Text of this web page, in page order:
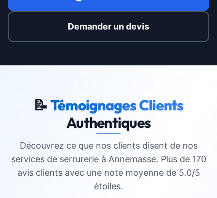
Demander un devis
📝Témoignages Clients
Authentiques
Découvrez ce que nos clients disent de nos
services de serrurerie à Annemasse. Plus de 170
avis clients avec une note moyenne de 5.0/5
étoiles.